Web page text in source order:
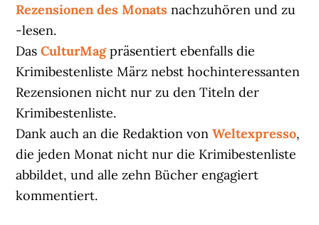
Rezensionen des Monats nachzuhören und zu
-lesen.
DasCulturMagpräsentiert ebenfalls die
Krimibestenliste März nebst hochinteressanten
Rezensionen nicht nur zu den Titeln der
Krimibestenliste.
Dank auch an die Redaktion vonWeltexpresso,
die jeden Monat nicht nur die Krimibestenliste
abbildet, und alle zehn Bücher engagiert
kommentiert.